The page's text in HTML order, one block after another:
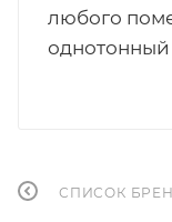
любого
СПИСОК